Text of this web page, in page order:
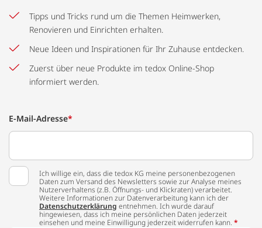
Tipps und Tricks rund um die Themen Heimwerken,
Renovieren und Einrichten erhalten.
Neue Ideen und Inspirationen für Ihr Zuhause entdecken.
Zuerst über neue Produkte im tedox Online-Shop
informiert werden.
E-Mail-Adresse*
Ich willige ein, dass die tedox KG meine personenbezogenen
Daten zum Versand des Newsletters sowie zur Analyse meines
Nutzerverhaltens (z.B. Öffnungs- und Klickraten) verarbeitet.
Weitere Informationen zur Datenverarbeitung kann ich der
Datenschutzerklärung entnehmen. Ich wurde darauf
hingewiesen, dass ich meine persönlichen Daten jederzeit
einsehen und meine Einwilligung jederzeit widerrufen kann. *